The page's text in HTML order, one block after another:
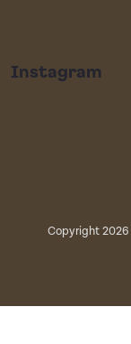
Instagram
Copyright 2026